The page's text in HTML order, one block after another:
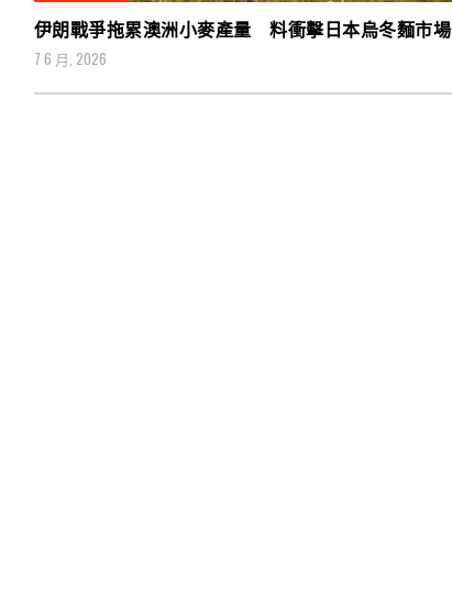
伊朗戰爭拖累澳洲小麥產量 料衝擊日本烏冬麵市場
7 6 月, 2026